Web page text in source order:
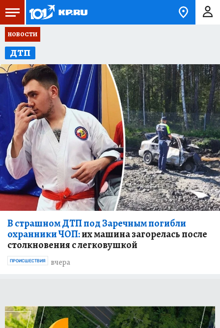
НОВОСТИ
ДТП
В страшном ДТП под Заречным погибли
охранники ЧОП:их машина загорелась после
столкновения с легковушкой
вчера
ПРОИСШЕСТВИЯ